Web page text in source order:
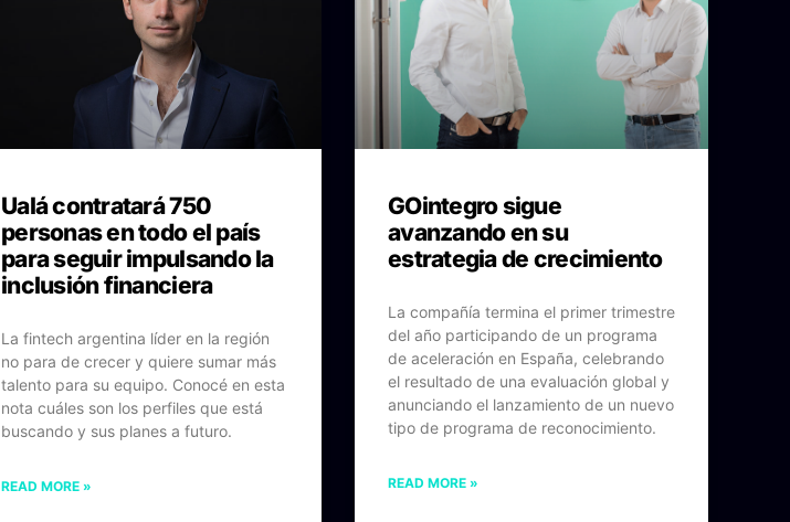
Ualá contratará 750
personas en todo el país
para seguir impulsando la
inclusión financiera
La fintech argentina líder en la región
no para de crecer y quiere sumar más
talento para su equipo. Conocé en esta
nota cuáles son los perfiles que está
buscando y sus planes a futuro.
READ MORE »
GOintegro sigue
avanzando en su
estrategia de crecimiento
La compañía termina el primer trimestre
del año participando de un programa
de aceleración en España, celebrando
el resultado de una evaluación global y
anunciando el lanzamiento de un nuevo
tipo de programa de reconocimiento.
READ MORE »